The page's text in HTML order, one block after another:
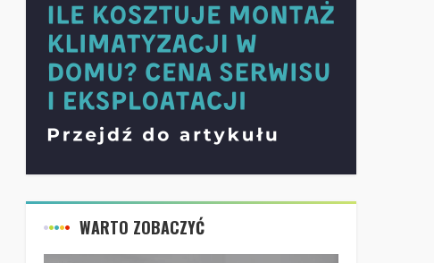
WARTO ZOBACZYĆ